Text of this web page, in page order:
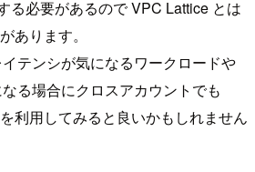
る必要があるので VPC Lattice とは
あります。
テンシが気になるワークロードや
る場合にクロスアカウントでも
利用してみると良いかもしれません